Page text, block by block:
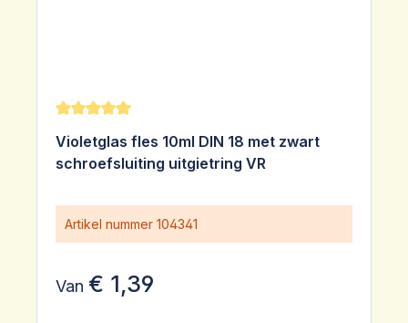
Gemiddelde waardering van 5 van 5 sterren
Violetglas fles 10ml DIN 18 met zwart
schroefsluiting uitgietring VR
Artikel nummer 104341
Van € 1,39